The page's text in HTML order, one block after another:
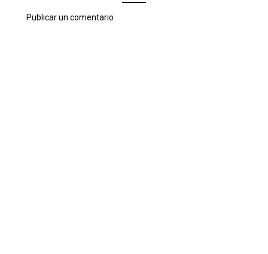
Publicar un comentario